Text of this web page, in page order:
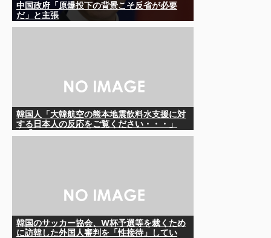
中国政府「原爆投下の背景こそ反省が必要
だ」と主張
韓国人「大韓航空の熊本地震飲料水支援に対
する日本人の反応をご覧ください・・・」
韓国のサッカー協会、W杯予選等を裁くため
に訪韓した外国人審判を「性接待」してい